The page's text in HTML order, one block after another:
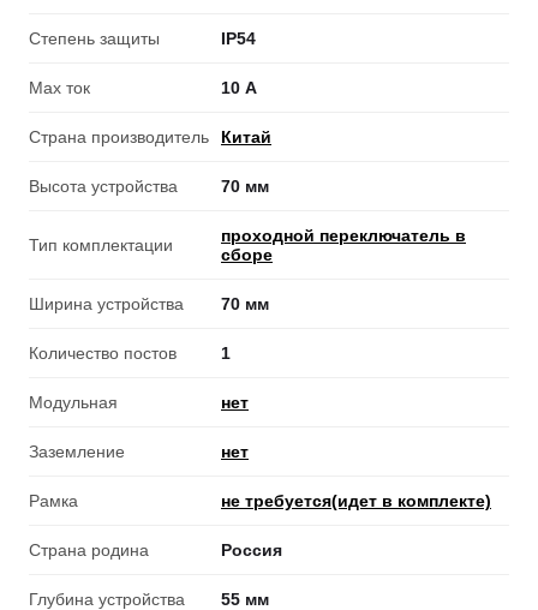
Степень защиты IP54
Max ток 10 А
Страна производитель Китай
Высота устройства 70 мм
Тип комплектации
проходной переключатель в
сборе
Ширина устройства 70 мм
Количество постов 1
Модульная нет
Заземление нет
Рамка не требуется(идет в комплекте)
Страна родина Россия
Глубина устройства 55 мм